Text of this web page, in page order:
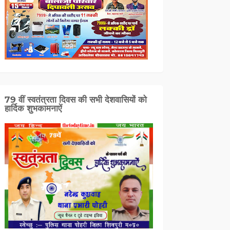
79 वीं स्वतंत्रता दिवस की सभी देशवासियों को
हार्दिक शुभकामनाऐं